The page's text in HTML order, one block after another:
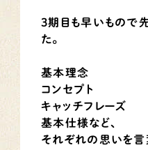
3期目も早いもので
た。
基本理念
コンセプト
キャッチフレーズ
基本仕様など、
それぞれの思いを言